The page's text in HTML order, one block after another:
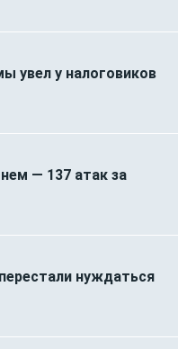
увел у налоговиков
— 137 атак за
нуждаться